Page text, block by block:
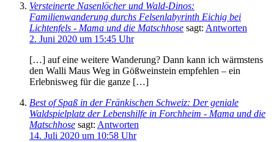
Versteinerte Nasenlöcher und Wald-Dinos:
Familienwanderung durchs Felsenlabyrinth Eichig bei
Lichtenfels - Mama und die Matschhose sagt: Antworten
2. Juni 2020 um 15:45 Uhr
[…] auf eine weitere Wanderung? Dann kann ich wärmstens
den Walli Maus Weg in Gößweinstein empfehlen – ein
Erlebnisweg für die ganze […]
Best of Spaß in der Fränkischen Schweiz: Der geniale
Waldspielplatz der Lebenshilfe in Forchheim - Mama und die
Matschhose sagt: Antworten
14. Juli 2020 um 10:58 Uhr